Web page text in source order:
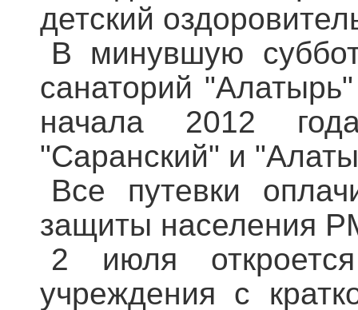
детский
В минувшую
санаторий
начала 2012
"Саранский" и
Все путевки
защиты населения
2 июля
учреждения с